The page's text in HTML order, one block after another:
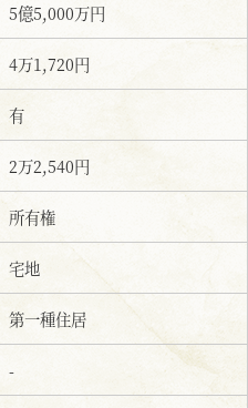
5億5,000万円
4万1,720円
有
2万2,540円
所有権
宅地
第一種住居
-